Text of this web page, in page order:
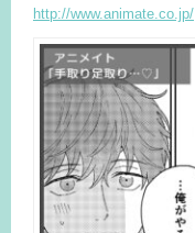
http://www.animate.co.jp/